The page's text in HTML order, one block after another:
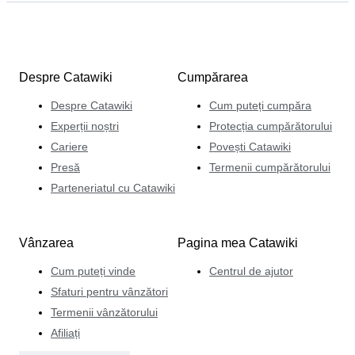
cumpărători, vânzători și alți experți care îi împărțășesc
Despre Catawiki
Despre Catawiki
Experții noștri
Cariere
Presă
Parteneriatul cu Catawiki
Cumpărarea
Cum puteți cumpăra
Protecția cumpărătorului
Povești Catawiki
Termenii cumpărătorului
Vânzarea
Cum puteți vinde
Sfaturi pentru vânzători
Termenii vânzătorului
Afiliați
Pagina mea Catawiki
Centrul de ajutor